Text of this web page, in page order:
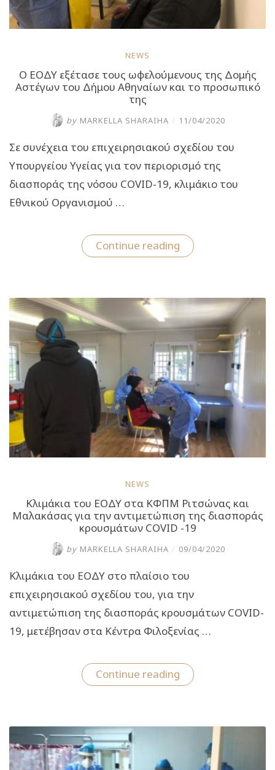
NEWS
Ο ΕΟΔΥ εξέτασε τους ωφελούμενους της Δομής
Αστέγων του Δήμου Αθηναίων και το προσωπικό
της
by MARKELLA SHARAIHA / 11/04/2020
Σε συνέχεια του επιχειρησιακού σχεδίου του
Υπουργείου Υγείας για τον περιορισμό της
διασποράς της νόσου COVID-19, κλιμάκιο του
Εθνικού Οργανισμού …
Continue reading“Ο
ΕΟΔΥ
της
Δομής
Αστέγων
του
Δήμου
Αθηναίων
και
το
προσωπικό
της”
NEWS
Κλιμάκια του ΕΟΔΥ στα ΚΦΠΜ Ριτσώνας και
Μαλακάσας για την αντιμετώπιση της διασποράς
κρουσμάτων COVID -19
by MARKELLA SHARAIHA / 09/04/2020
Κλιμάκια του ΕΟΔΥ στο πλαίσιο του
επιχειρησιακού σχεδίου του, για την
αντιμετώπιση της διασποράς κρουσμάτων COVID-
19, μετέβησαν στα Κέντρα Φιλοξενίας …
Continue reading“Κλιμάκια
του
Ριτσώνας
Μαλακάσας